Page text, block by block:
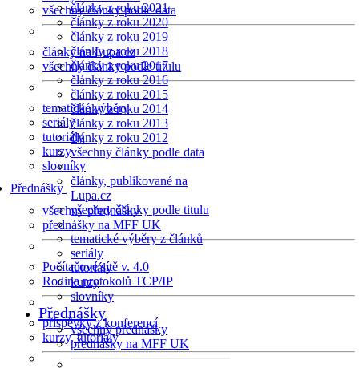
všechny články podle data
články na Lupa.cz
všechny články podle titulu
tematické výběry
seriály
tutoriály
kurzy
slovníky
Přednášky
všechny přednášky
přednášky na MFF UK
Počítačové sítě v. 4.0
Rodina protokolů TCP/IP
příspěvky z konferencí
kurzy, tutoriály
články z roku 2021
články z roku 2020
články z roku 2019
články z roku 2018
články z roku 2017
články z roku 2016
články z roku 2015
články z roku 2014
články z roku 2013
články z roku 2012
všechny články podle data
články, publikované na
Lupa.cz
všechny články podle titulu
tematické výběry z článků
seriály
tutoriály
kurzy
slovníky
Přednášky
všechny přednášky
přednášky na MFF UK